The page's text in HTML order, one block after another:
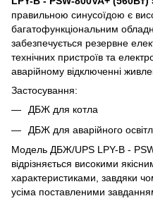
правильною синусоїдою є
багатофункціональним
забезпечується резервне
технічних пристроїв та
аварійному відключенні
Застосування:
ДБЖ для котла
ДБЖ для аварійного
Модель ДБЖ/UPS LPY-B -
відрізняється високими
характеристиками, завдяки
усіма поставленими